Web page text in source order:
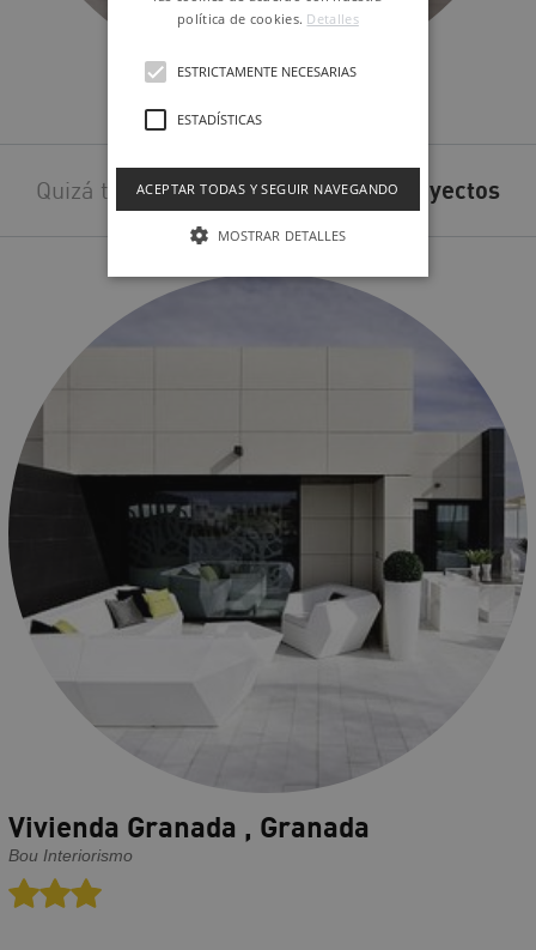
Quizá también te interesen estosproyectos
Vivienda Granada , Granada
Bou Interiorismo
política de cookies. Detalles
ESTRICTAMENTE NECESARIAS
ESTADÍSTICAS
ACEPTAR TODAS Y SEGUIR NAVEGANDO
MOSTRAR DETALLES